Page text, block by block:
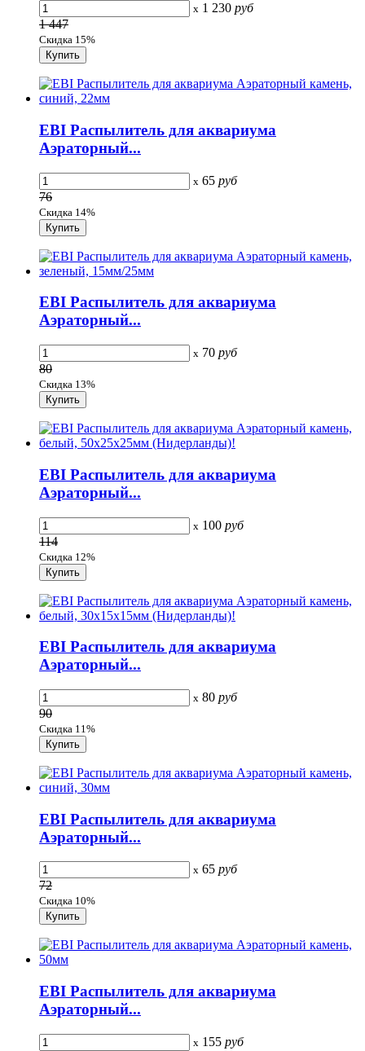
x 1 230 руб
1 447
Скидка 15%
EBI Распылитель для аквариума
Аэраторный...
x 65 руб
76
Скидка 14%
EBI Распылитель для аквариума
Аэраторный...
x 70 руб
80
Скидка 13%
EBI Распылитель для аквариума
Аэраторный...
x 100 руб
114
Скидка 12%
EBI Распылитель для аквариума
Аэраторный...
x 80 руб
90
Скидка 11%
EBI Распылитель для аквариума
Аэраторный...
x 65 руб
72
Скидка 10%
EBI Распылитель для аквариума
Аэраторный...
x 155 руб